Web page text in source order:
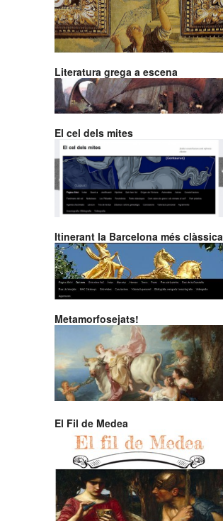
Literatura grega a escena
El cel dels mites
Itinerant la Barcelona més clàssica
Metamorfosejats!
El Fil de Medea